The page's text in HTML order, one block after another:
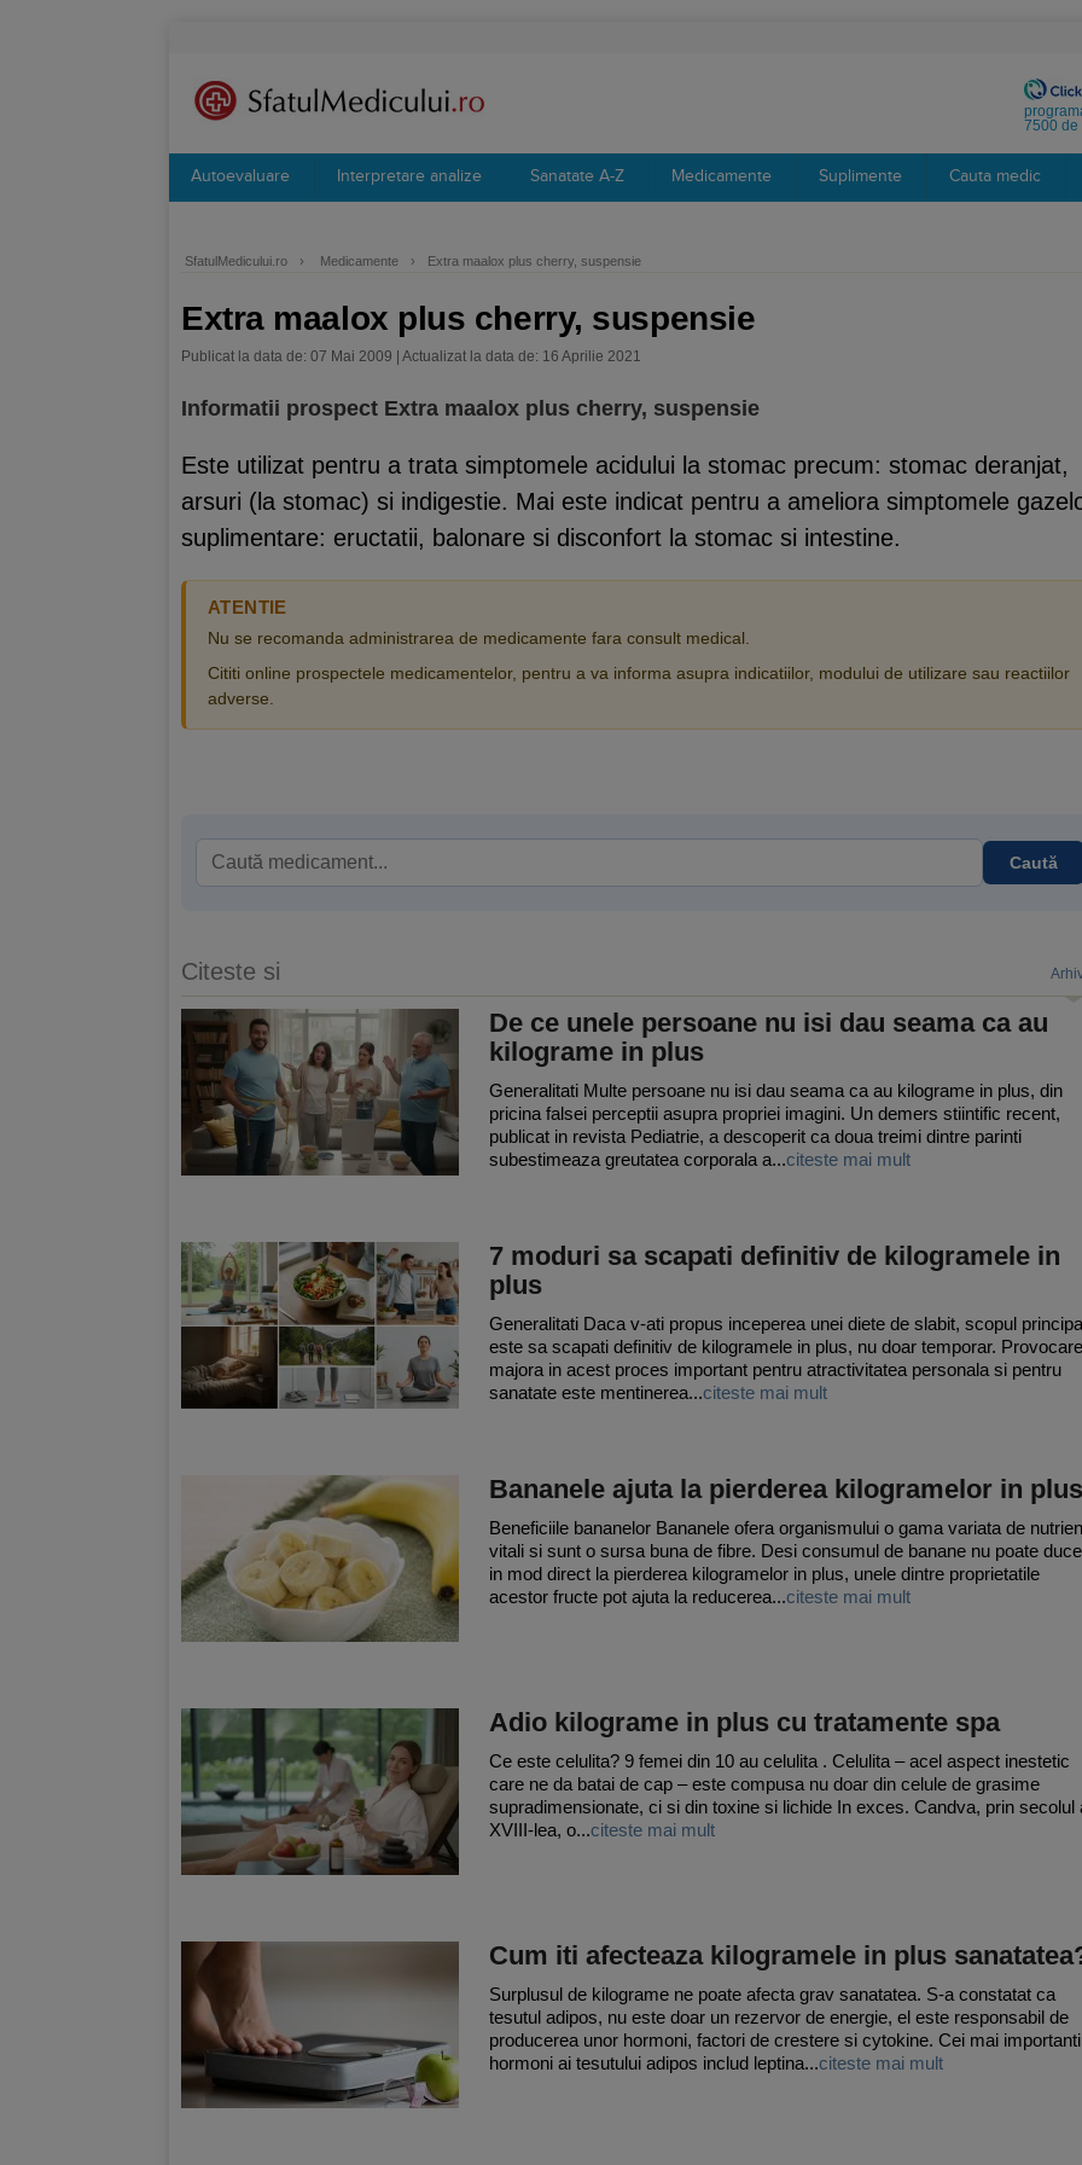
7500 de
Autoevaluare Interpretare analize Sanatate A-Z Medicamente Suplimente Cauta medic
SfatulMedicului.ro › Medicamente › Extra maalox plus cherry, suspensie
Extra maalox plus cherry, suspensie
Publicat la data de: 07 Mai 2009 | Actualizat la data de: 16 Aprilie 2021
Informatii prospect Extra maalox plus cherry, suspensie
Este utilizat pentru a trata simptomele acidului la stomac precum: stomac deranjat,
arsuri (la stomac) si indigestie. Mai este indicat pentru a ameliora simptomele
suplimentare: eructatii, balonare si disconfort la stomac si intestine.
ATENTIE
Nu se recomanda administrarea de medicamente fara consult medical.
Cititi online prospectele medicamentelor, pentru a va informa asupra indicatiilor, modului de utilizare sau reactiilor
adverse.
Caută
Citeste si
De ce unele persoane nu isi dau seama ca au
kilograme in plus
Generalitati Multe persoane nu isi dau seama ca au kilograme in plus, din
pricina falsei perceptii asupra propriei imagini. Un demers stiintific recent,
publicat in revista Pediatrie, a descoperit ca doua treimi dintre parinti
subestimeaza greutatea corporala a...citeste mai mult
7 moduri sa scapati definitiv de kilogramele in
plus
Generalitati Daca v-ati propus inceperea unei diete de slabit, scopul
este sa scapati definitiv de kilogramele in plus, nu doar temporar.
majora in acest proces important pentru atractivitatea personala si pentru
sanatate este mentinerea...citeste mai mult
Bananele ajuta la pierderea kilogramelor in
Beneficiile bananelor Bananele ofera organismului o gama variata de
vitali si sunt o sursa buna de fibre. Desi consumul de banane nu poate duce
in mod direct la pierderea kilogramelor in plus, unele dintre proprietatile
acestor fructe pot ajuta la reducerea...citeste mai mult
Adio kilograme in plus cu tratamente spa
Ce este celulita? 9 femei din 10 au celulita . Celulita – acel aspect inestetic
care ne da batai de cap – este compusa nu doar din celule de grasime
supradimensionate, ci si din toxine si lichide In exces. Candva, prin secolul
XVIII-lea, o...citeste mai mult
Cum iti afecteaza kilogramele in plus
Surplusul de kilograme ne poate afecta grav sanatatea. S-a constatat ca
tesutul adipos, nu este doar un rezervor de energie, el este responsabil de
producerea unor hormoni, factori de crestere si cytokine. Cei mai importanti
hormoni ai tesutului adipos includ leptina...citeste mai mult